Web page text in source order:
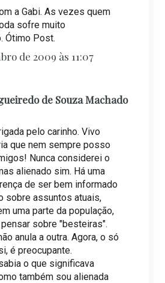
a Gabi. As vezes quem
sofre muito
Ótimo Post.
de 2009 às 11:07
de Souza Machado
pelo carinho. Vivo
que nem sempre posso
Nunca considerei o
alienado sim. Há uma
de ser bem informado
sobre assuntos atuais,
uma parte da população,
sobre "besteiras".
anula a outra. Agora, o só
é preocupante.
o que significava
também sou alienada